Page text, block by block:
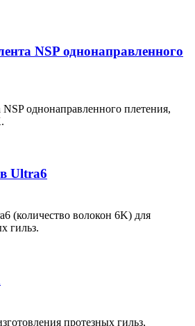
NSP однонаправленного
однонаправленного плетения,
Ultra6
(количество волокон 6K) для
гильз.
протезных гильз,